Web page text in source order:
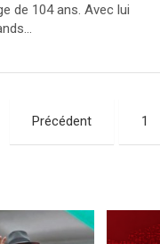
de 104 ans. Avec lui
Précédent 1